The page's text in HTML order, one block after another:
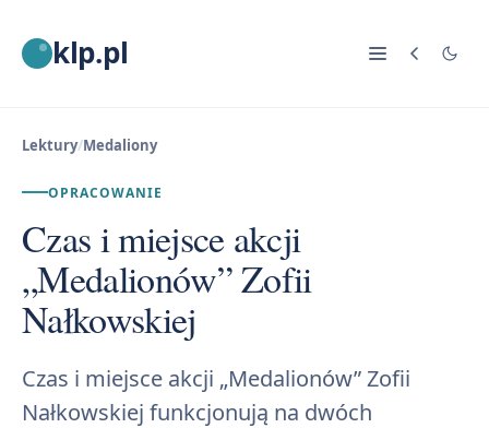
klp.pl
Lektury/Medaliony
OPRACOWANIE
Czas i miejsce akcji
„Medalionów” Zofii
Nałkowskiej
Czas i miejsce akcji „Medalionów” Zofii
Nałkowskiej funkcjonują na dwóch